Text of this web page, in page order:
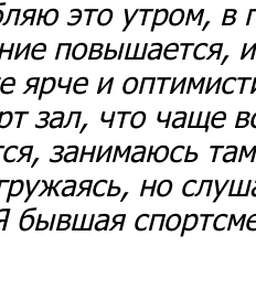
это утром, в
повышается,
ярче и
зал, что чаще
занимаюсь
но
бывшая